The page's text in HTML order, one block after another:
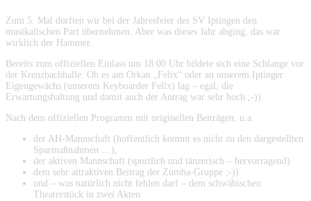
Zum 5. Mal durften wir bei der Jahresfeier des SV Iptingen den
musikalischen Part übernehmen. Aber was dieses Jahr abging, das war
wirklich der Hammer.
Bereits zum offiziellen Einlass um 18:00 Uhr bildete sich eine Schlange vor
der Kreuzbachhalle. Ob es am Orkan „Felix“ oder an unserem Iptinger
Eigengewächs (unserem Keyboarder Felix) lag – egal, die
Erwartungshaltung und damit auch der Antrag war sehr hoch ;-)).
Nach dem offiziellen Programm mit originellen Beiträgen, u.a.
der AH-Mannschaft (hoffentlich kommt es nicht zu den dargestellten
Sparmaßnahmen …),
der aktiven Mannschaft (sportlich und tänzerisch – hervorragend)
dem sehr attraktiven Beitrag der Zumba-Gruppe ;-))
und – was natürlich nicht fehlen darf – dem schwäbischen
Theaterstück in zwei Akten